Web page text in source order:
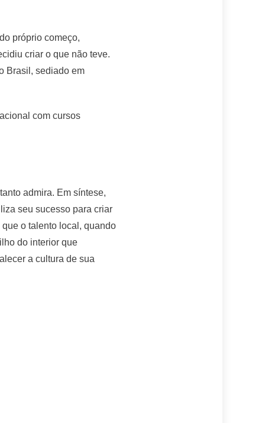
próprio começo,
criar o que não teve.
Brasil, sediado em
com cursos
admira. Em síntese,
seu sucesso para criar
o talento local, quando
do interior que
a cultura de sua